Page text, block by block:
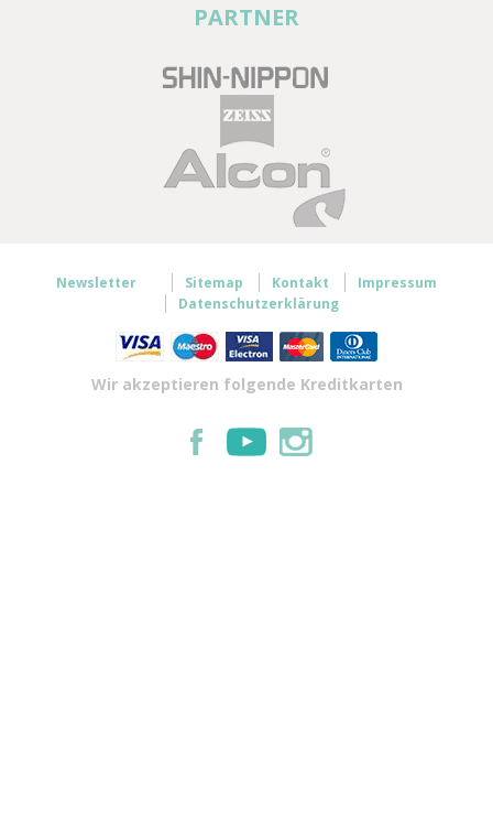
PARTNER
Newsletter Sitemap Kontakt
Impressum
Datenschutzerklärung
Wir akzeptieren folgende Kreditkarten